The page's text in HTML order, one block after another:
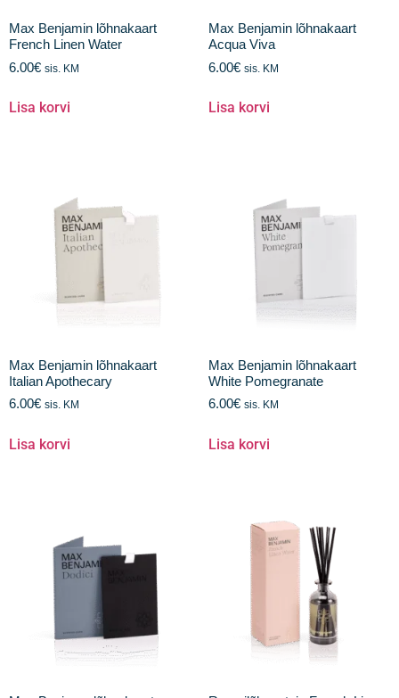
Max Benjamin lõhnakaart
French Linen Water
6.00€ sis. KM
Lisa korvi
Max Benjamin lõhnakaart
Acqua Viva
6.00€ sis. KM
Lisa korvi
Max Benjamin lõhnakaart
Italian Apothecary
6.00€ sis. KM
Lisa korvi
Max Benjamin lõhnakaart
White Pomegranate
6.00€ sis. KM
Lisa korvi